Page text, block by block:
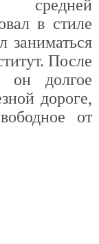
в стиле
заниматься
После
он долгое
дороге,
от